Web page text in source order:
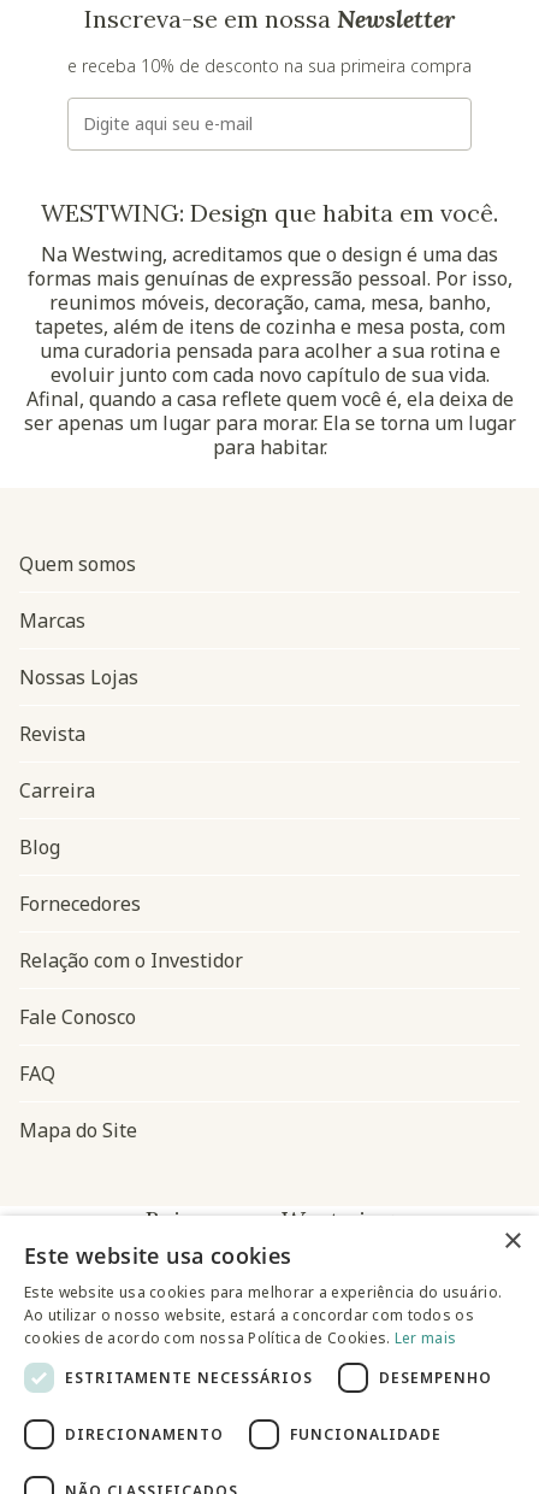
Inscreva-se em nossa Newsletter
e receba 10% de desconto na sua primeira compra
E-mail
WESTWING: Design que habita em você.
Na Westwing, acreditamos que o design é uma das
formas mais genuínas de expressão pessoal. Por isso,
reunimos móveis, decoração, cama, mesa, banho,
tapetes, além de itens de cozinha e mesa posta, com
uma curadoria pensada para acolher a sua rotina e
evoluir junto com cada novo capítulo de sua vida.
Afinal, quando a casa reflete quem você é, ela deixa de
ser apenas um lugar para morar. Ela se torna um lugar
para habitar.
Navegação do rodapé
Quem somos
Marcas
Nossas Lojas
Revista
Carreira
Blog
Fornecedores
Relação com o Investidor
Fale Conosco
FAQ
Mapa do Site
Baixe o app Westwing
@westwingbr
Somos uma empresa certificada
×
Este website usa cookies
Este website usa cookies para melhorar a experiência do usuário.
Ao utilizar o nosso website, estará a concordar com todos os
cookies de acordo com nossa Política de Cookies. Ler mais
ESTRITAMENTE NECESSÁRIOS
DESEMPENHO
DIRECIONAMENTO FUNCIONALIDADE